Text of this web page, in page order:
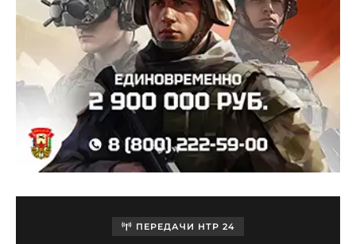
ПЕРЕДАЧИ НТР 24